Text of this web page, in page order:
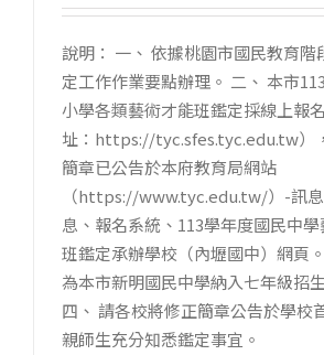
說明： 一、 依據桃園市國民教育階
定工作作業要點辦理。 二、 本市
小學各類藝術才能班鑑定採線上報
址：https://tyc.sfes.tyc.edu.tw）
簡章已公告於本府教育局網站
（https://www.tyc.edu.tw/）-訊
息、報名系統、113學年度國民中
班鑑定承辦學校（內壢國中）網頁
為本市新明國民中學納入七年級招
四、 請各校將修正簡章公告於學校
親師生充分知悉鑑定事宜。